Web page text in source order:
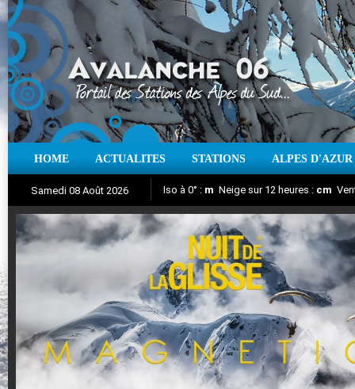
HOME ACTUALITES STATIONS ALPES D'AZUR
Samedi 08 Août 2026
Aujourd'hui : T° Min : °C T° Max :°C
Iso à 0° : m Neige sur 12 heures : cm
Suivez en direct l'actualité des stations
Nuit de la Glisse 2018